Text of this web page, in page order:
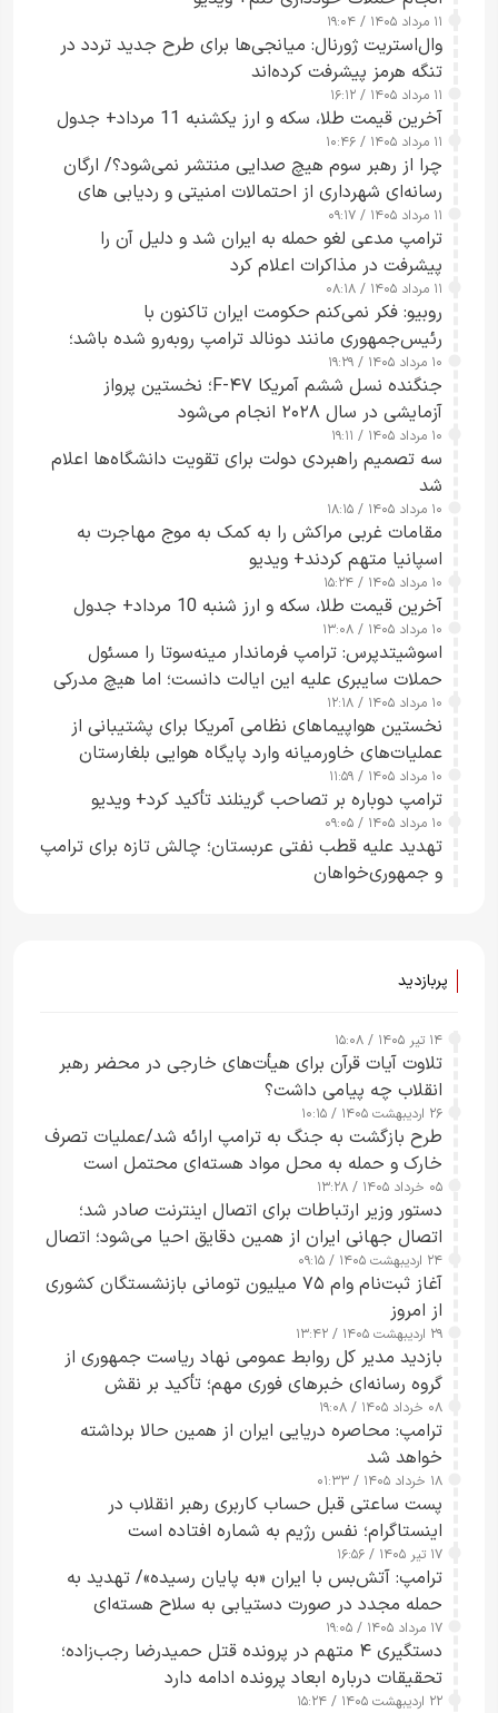
۱۱ مرداد ۱۴۰۵ / ۱۹:۰۴
وال‌استریت ژورنال: میانجی‌ها برای طرح جدید تردد در
تنگه هرمز پیشرفت کرده‌اند
۱۱ مرداد ۱۴۰۵ / ۱۶:۱۲
آخرین قیمت طلا، سکه و ارز یکشنبه 11 مرداد+ جدول
۱۱ مرداد ۱۴۰۵ / ۱۰:۴۶
چرا از رهبر سوم هیچ صدایی منتشر نمی‌شود؟/ ارگان
رسانه‌ای شهرداری از احتمالات امنیتی و ردیابی های
جاسوسی گفت
۱۱ مرداد ۱۴۰۵ / ۰۹:۱۷
ترامپ مدعی لغو حمله به ایران شد و دلیل آن را
پیشرفت در مذاکرات اعلام کرد
۱۱ مرداد ۱۴۰۵ / ۰۸:۱۸
روبیو: فکر نمی‌کنم حکومت ایران تاکنون با
رئیس‌جمهوری مانند دونالد ترامپ روبه‌رو شده باشد؛
کسی که واقعاً دست به اقدام می‌زند
۱۰ مرداد ۱۴۰۵ / ۱۹:۲۹
جنگنده نسل ششم آمریکا F-۴۷؛ نخستین پرواز
آزمایشی در سال ۲۰۲۸ انجام می‌شود
۱۰ مرداد ۱۴۰۵ / ۱۹:۱۱
سه تصمیم راهبردی دولت برای تقویت دانشگاه‌ها اعلام
شد
۱۰ مرداد ۱۴۰۵ / ۱۸:۱۵
مقامات غربی مراکش را به کمک به موج مهاجرت به
اسپانیا متهم کردند+ ویدیو
۱۰ مرداد ۱۴۰۵ / ۱۵:۲۴
آخرین قیمت طلا، سکه و ارز شنبه 10 مرداد+ جدول
۱۰ مرداد ۱۴۰۵ / ۱۳:۰۸
اسوشیتدپرس: ترامپ فرماندار مینه‌سوتا را مسئول
حملات سایبری علیه این ایالت دانست؛ اما هیچ مدرکی
ارائه نکرد
۱۰ مرداد ۱۴۰۵ / ۱۲:۱۸
نخستین هواپیماهای نظامی آمریکا برای پشتیبانی از
عملیات‌های خاورمیانه وارد پایگاه هوایی بلغارستان
شدند
۱۰ مرداد ۱۴۰۵ / ۱۱:۵۹
ترامپ دوباره بر تصاحب گرینلند تأکید کرد+ ویدیو
۱۰ مرداد ۱۴۰۵ / ۰۹:۰۵
تهدید علیه قطب نفتی عربستان؛ چالش تازه برای ترامپ
و جمهوری‌خواهان
پربازدید
۱۴ تیر ۱۴۰۵ / ۱۵:۰۸
تلاوت آیات قرآن برای هیأت‌های خارجی در محضر رهبر
انقلاب چه پیامی داشت؟
۲۶ اردیبهشت ۱۴۰۵ / ۱۰:۱۵
طرح‌ بازگشت به جنگ به ترامپ ارائه شد/عملیات تصرف
خارک و حمله به محل مواد هسته‌ای محتمل است
۰۵ خرداد ۱۴۰۵ / ۱۳:۲۸
دستور وزیر ارتباطات برای اتصال اینترنت صادر شد؛
اتصال جهانی ایران از همین دقایق احیا می‌شود؛ اتصال
کامل مردم تا ۲۴ ساعت آینده
۲۴ اردیبهشت ۱۴۰۵ / ۰۹:۱۵
آغاز ثبت‌نام وام ۷۵ میلیون تومانی بازنشستگان کشوری
از امروز
۲۹ اردیبهشت ۱۴۰۵ / ۱۳:۴۲
بازدید مدیر کل روابط عمومی نهاد ریاست جمهوری از
گروه رسانه‌ای خبرهای فوری مهم؛ تأکید بر نقش
رسانه‌های هوشمند و مسئول در ارتقای آگاهی عمومی
۰۸ خرداد ۱۴۰۵ / ۱۹:۰۸
ترامپ: محاصره دریایی ایران از همین حالا برداشته
خواهد شد
۱۸ خرداد ۱۴۰۵ / ۰۱:۳۳
پست ساعتی قبل حساب کاربری رهبر انقلاب در
اینستاگرام؛ نفس رژیم به شماره افتاده است​
۱۷ تیر ۱۴۰۵ / ۱۶:۵۶
ترامپ: آتش‌بس با ایران «به پایان رسیده»/ تهدید به
حمله مجدد در صورت دستیابی به سلاح هسته‌ای
۱۷ مرداد ۱۴۰۵ / ۱۹:۰۵
دستگیری ۴ متهم در پرونده قتل حمیدرضا رجب‌زاده؛
تحقیقات درباره ابعاد پرونده ادامه دارد
۲۲ اردیبهشت ۱۴۰۵ / ۱۵:۲۴